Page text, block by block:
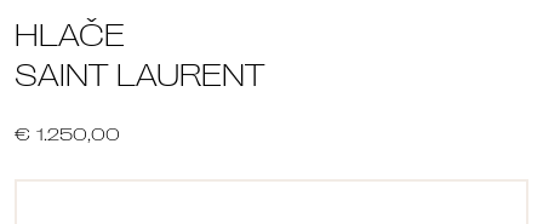
HLAČE
SAINT LAURENT
€ 1.250,00